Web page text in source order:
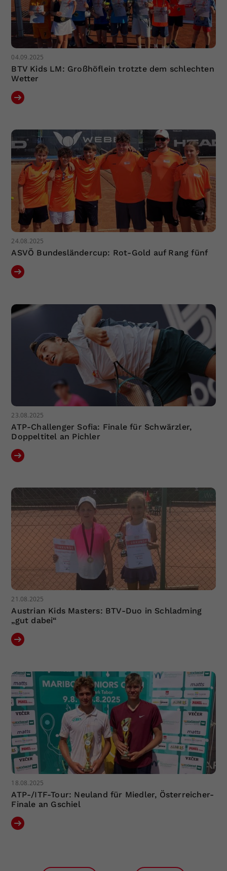
04.09.2025
BTV Kids LM: Großhöflein trotzte dem schlechten
Wetter
24.08.2025
ASVÖ Bundesländercup: Rot-Gold auf Rang fünf
23.08.2025
ATP-Challenger Sofia: Finale für Schwärzler,
Doppeltitel an Pichler
21.08.2025
Austrian Kids Masters: BTV-Duo in Schladming
„gut dabei“
18.08.2025
ATP-/ITF-Tour: Neuland für Miedler, Österreicher-
Finale an Gschiel